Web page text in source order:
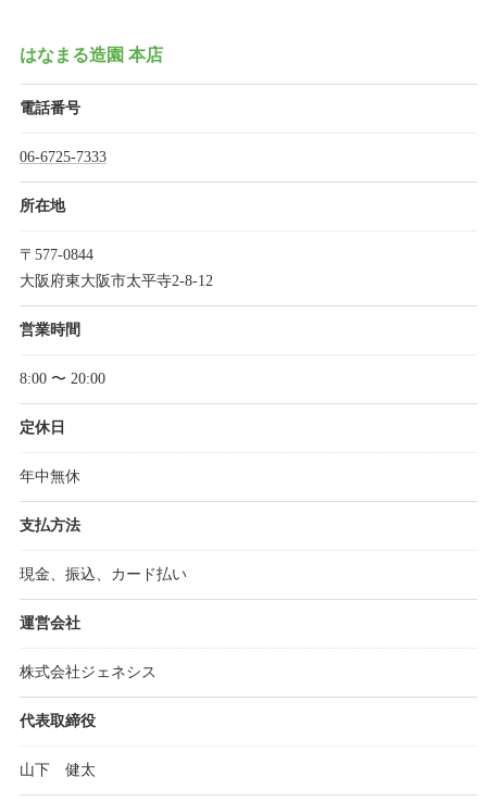
はなまる造園 本店
電話番号
06-6725-7333
所在地
〒577-0844
大阪府東大阪市太平寺2-8-12
営業時間
8:00 〜 20:00
定休日
年中無休
支払方法
現金、振込、カード払い
運営会社
株式会社ジェネシス
代表取締役
山下 健太